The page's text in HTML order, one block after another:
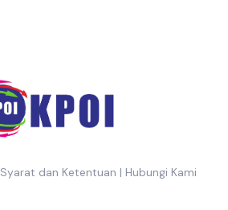
Syarat dan Ketentuan | Hubungi Kami